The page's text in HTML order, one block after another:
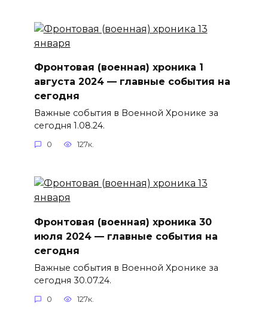
Фронтовая (военная) хроника 1
августа 2024 — главные события на
сегодня
Важные события в Военной Хронике за
сегодня 1.08.24.
0 127к.
Фронтовая (военная) хроника 30
июля 2024 — главные события на
сегодня
Важные события в Военной Хронике за
сегодня 30.07.24.
0 127к.